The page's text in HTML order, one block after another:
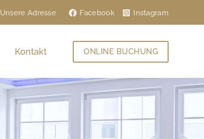
Unsere Adresse Facebook Instagram
Kontakt​ ONLINE BUCHUNG